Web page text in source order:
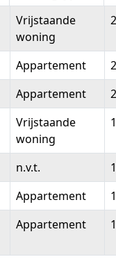
Woningtype
Vrijstaande
woning
Appartement
Appartement
Vrijstaande
woning
n.v.t.
Appartement
Appartement